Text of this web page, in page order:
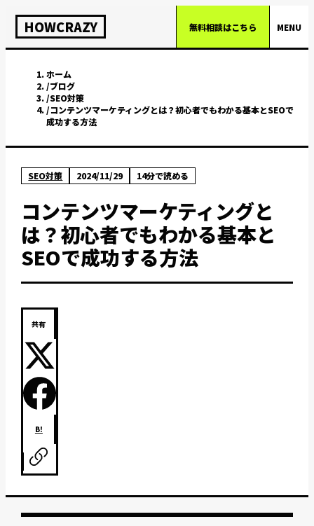
HOWCRAZY 無料相談はこちら MENU
ホーム
/ブログ
/SEO対策
/コンテンツマーケティングとは？初心者でもわかる基本とSEOで
成功する方法
SEO対策 2024/11/29 14分で読める
コンテンツマーケティングと
は？初心者でもわかる基本と
SEOで成功する方法
共有
B!